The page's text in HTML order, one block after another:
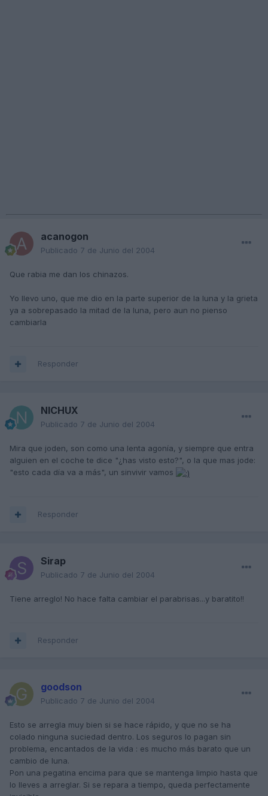
acanogon
Publicado 7 de Junio del 2004
Que rabia me dan los chinazos.
Yo llevo uno, que me dio en la parte superior de la luna y la grieta
ya a sobrepasado la mitad de la luna, pero aun no pienso
cambiarla
Responder
NICHUX
Publicado 7 de Junio del 2004
Mira que joden, son como una lenta agonía, y siempre que entra
alguien en el coche te dice "¿has visto esto?", o la que mas jode:
"esto cada día va a más", un sinvivir vamos
Responder
Sirap
Publicado 7 de Junio del 2004
Tiene arreglo! No hace falta cambiar el parabrisas...y baratito!!
Responder
goodson
Publicado 7 de Junio del 2004
Esto se arregla muy bien si se hace rápido, y que no se ha
colado ninguna suciedad dentro. Los seguros lo pagan sin
problema, encantados de la vida : es mucho más barato que un
cambio de luna.
Pon una pegatina encima para que se mantenga limpio hasta que
lo lleves a arreglar. Si se repara a tiempo, queda perfectamente